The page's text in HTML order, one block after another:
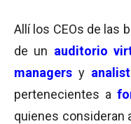
Allí los CEOs de las
de un auditorio
managers y
pertenecientes a
quienes consideran